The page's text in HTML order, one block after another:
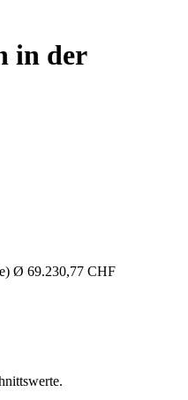
in der
Ø 69.230,77 CHF